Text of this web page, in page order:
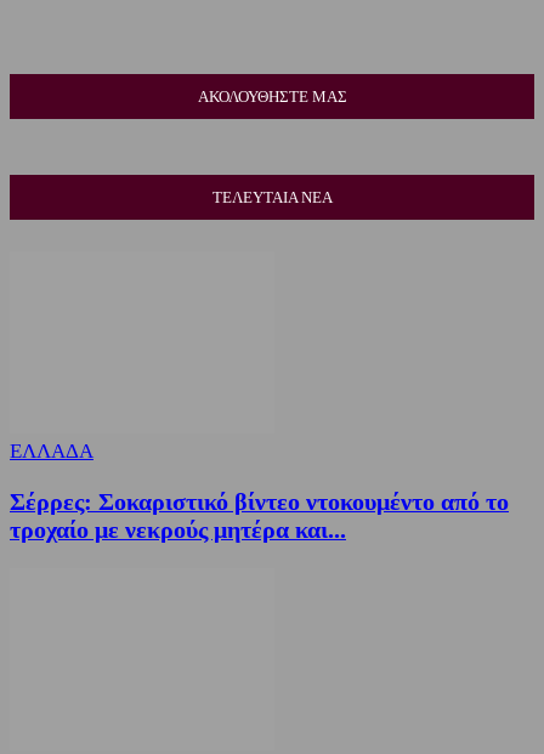
ΑΚΟΛΟΥΘΗΣΤΕ ΜΑΣ
ΤΕΛΕΥΤΑΙΑ ΝΕΑ
ΕΛΛΑΔΑ
Σέρρες: Σοκαριστικό βίντεο ντοκουμέντο από το
τροχαίο με νεκρούς μητέρα και...